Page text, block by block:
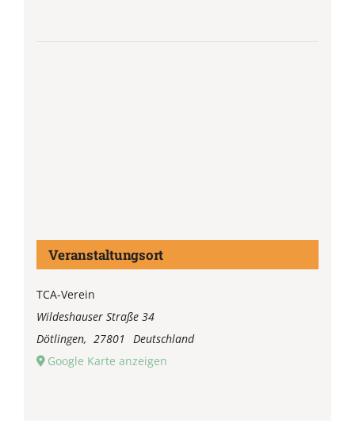
Veranstaltungsort
TCA-Verein
Wildeshauser Straße 34
Dötlingen, 27801
Deutschland
Google Karte anzeigen